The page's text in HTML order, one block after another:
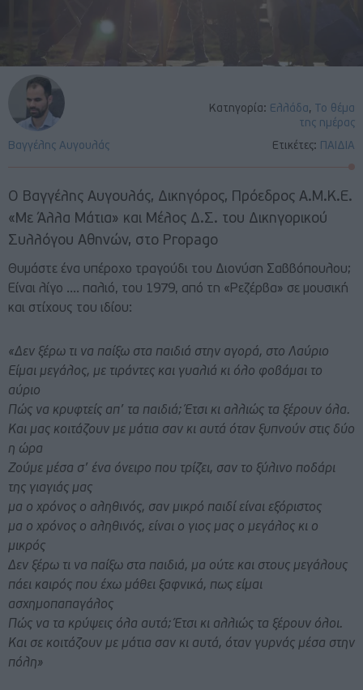
Κατηγορία: Ελλάδα, Το θέμα
της ημέρας
Ετικέτες: ΠΑΙΔΙΑ
Βαγγέλης Αυγουλάς
Ο Βαγγέλης Αυγουλάς, Δικηγόρος, Πρόεδρος Α.Μ.Κ.Ε.
«Με Άλλα Μάτια» και Μέλος Δ.Σ. του Δικηγορικού
Συλλόγου Αθηνών, στο Propago
Θυμάστε ένα υπέροχο τραγούδι του Διονύση Σαββόπουλου;
Είναι λίγο …. παλιό, του 1979, από τη «Ρεζέρβα» σε μουσική
και στίχους του ιδίου:
«Δεν ξέρω τι να παίξω στα παιδιά στην αγορά, στο Λαύριο
Είμαι μεγάλος, με τιράντες και γυαλιά κι όλο φοβάμαι το
αύριο
Πώς να κρυφτείς απ’ τα παιδιά; Έτσι κι αλλιώς τα ξέρουν όλα.
Και μας κοιτάζουν με μάτια σαν κι αυτά όταν ξυπνούν στις δύο
η ώρα
Ζούμε μέσα σ’ ένα όνειρο που τρίζει, σαν το ξύλινο ποδάρι
της γιαγιάς μας
μα ο χρόνος ο αληθινός, σαν μικρό παιδί είναι εξόριστος
μα ο χρόνος ο αληθινός, είναι ο γιος μας ο μεγάλος κι ο
μικρός
Δεν ξέρω τι να παίξω στα παιδιά, μα ούτε και στους μεγάλους
πάει καιρός που έχω μάθει ξαφνικά, πως είμαι
ασχημοπαπαγάλος
Πώς να τα κρύψεις όλα αυτά; Έτσι κι αλλιώς τα ξέρουν όλοι.
Και σε κοιτάζουν με μάτια σαν κι αυτά, όταν γυρνάς μέσα στην
πόλη»